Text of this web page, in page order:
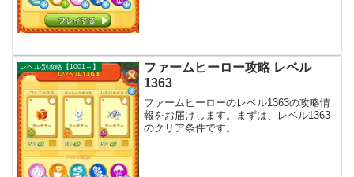
レベル別攻略【1001～】
ファームヒーロー攻略 レベル
1363
ファームヒーローのレベル1363の攻略情
報をお届けします。まずは、レベル1363
のクリア条件です。